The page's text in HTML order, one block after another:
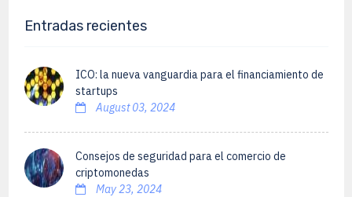
Entradas recientes
ICO: la nueva vanguardia para el financiamiento de
startups
August 03, 2024
Consejos de seguridad para el comercio de
criptomonedas
May 23, 2024